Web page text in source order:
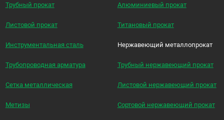
Трубный прокат
Листовой прокат
Инструментальная сталь
Трубопроводная арматура
Сетка металлическая
Метизы
Алюминиевый прокат
Титановый прокат
Нержавеющий металлопрокат
Трубный нержавеющий прокат
Листовой нержавеющий прокат
Сортовой нержавеющий прокат